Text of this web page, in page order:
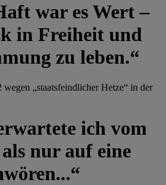
war es Wert –
in Freiheit und
zu leben.“
„staatsfeindlicher Hetze“ in der
ich vom
nur auf eine